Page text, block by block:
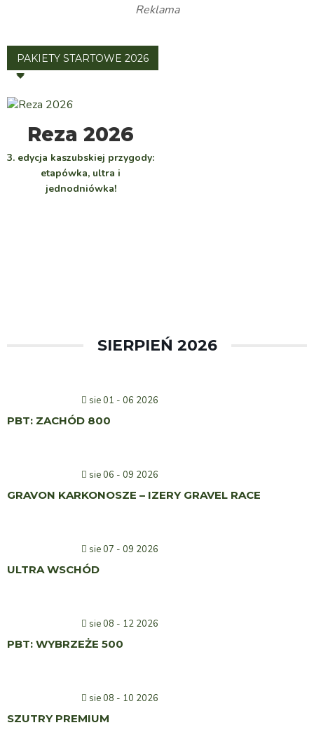
Reklama
PAKIETY STARTOWE 2026
WYBIERZ
Reza 2026
3. edycja kaszubskiej przygody:
etapówka, ultra i
jednodniówka!
SIERPIEŃ 2026
sie 01 - 06 2026
PBT: ZACHÓD 800
sie 06 - 09 2026
GRAVON KARKONOSZE – IZERY GRAVEL RACE
sie 07 - 09 2026
ULTRA WSCHÓD
sie 08 - 12 2026
PBT: WYBRZEŻE 500
sie 08 - 10 2026
SZUTRY PREMIUM